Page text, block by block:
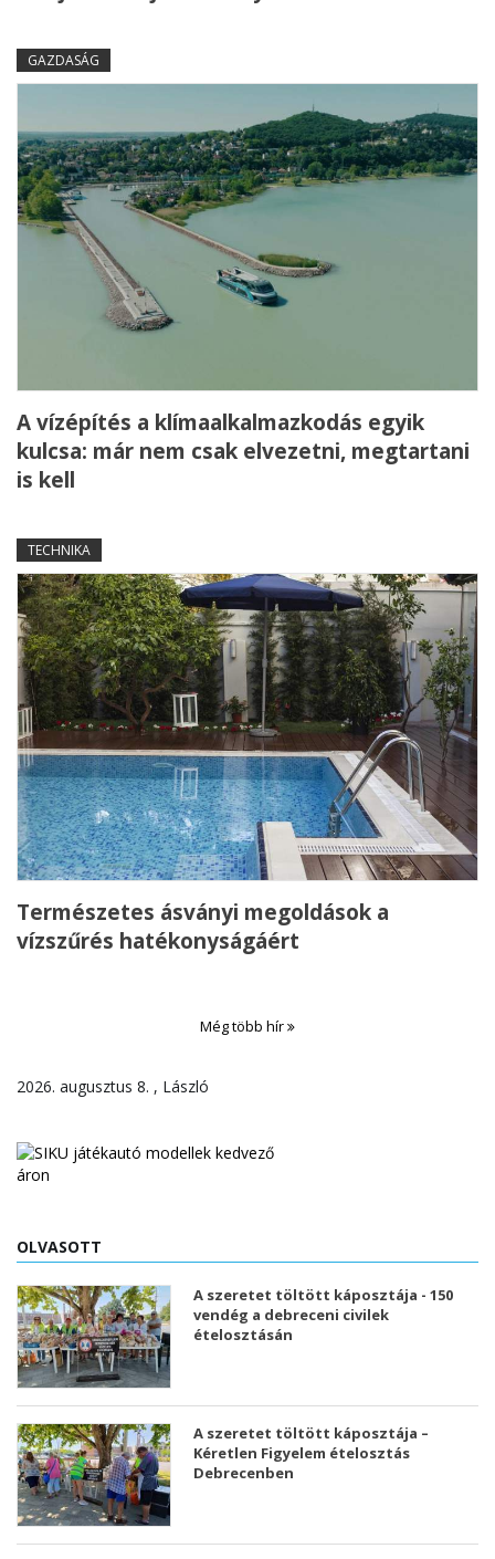
GAZDASÁG
A vízépítés a klímaalkalmazkodás egyik
kulcsa: már nem csak elvezetni, megtartani
is kell
TECHNIKA
Természetes ásványi megoldások a
vízszűrés hatékonyságáért
Még több hír
2026. augusztus 8. , László
OLVASOTT
A szeretet töltött káposztája - 150
vendég a debreceni civilek
ételosztásán
A szeretet töltött káposztája –
Kéretlen Figyelem ételosztás
Debrecenben